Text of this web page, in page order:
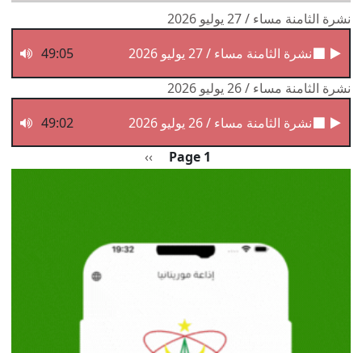
نشرة الثامنة مساء / 27 يوليو 2026
نشرة الثامنة مساء / 27 يوليو 2026
49:05
نشرة الثامنة مساء / 26 يوليو 2026
نشرة الثامنة مساء / 26 يوليو 2026
49:02
Page 1 الصفحة التالية
››